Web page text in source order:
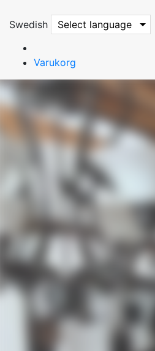
Swedish Select language
Varukorg